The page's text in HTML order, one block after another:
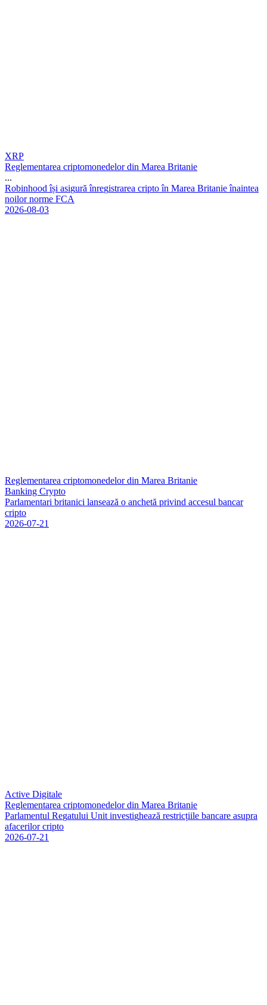
XRP
Reglementarea criptomonedelor din Marea Britanie
...
Robinhood își asigură înregistrarea cripto în Marea Britanie înaintea
noilor norme FCA
2026-08-03
Reglementarea criptomonedelor din Marea Britanie
Banking Crypto
Parlamentari britanici lansează o anchetă privind accesul bancar
cripto
2026-07-21
Active Digitale
Reglementarea criptomonedelor din Marea Britanie
Parlamentul Regatului Unit investighează restricțiile bancare asupra
afacerilor cripto
2026-07-21